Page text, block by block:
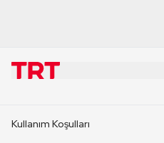
Kullanım Koşulları